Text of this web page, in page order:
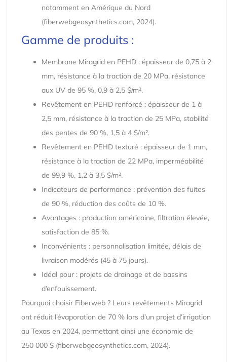
notamment en Amérique du Nord
(fiberwebgeosynthetics.com, 2024).
Gamme de produits :
Membrane Miragrid en PEHD : épaisseur de 0,75 à 2
mm, résistance à la traction de 20 MPa, résistance
aux UV de 95 %, 0,9 à 2,5 $/m².
Revêtement en PEHD renforcé : épaisseur de 1 à
2,5 mm, résistance à la traction de 25 MPa, stabilité
des pentes de 90 %, 1,5 à 4 $/m².
Revêtement en PEHD texturé : épaisseur de 1 mm,
résistance à la traction de 22 MPa, imperméabilité
de 99,9 %, 1,2 à 3,5 $/m².
Indicateurs de performance : prévention des fuites
de 90 %, réduction des coûts de 10 %.
Avantages : production américaine, filtration élevée,
satisfaction de 85 %.
Inconvénients : personnalisation limitée, délais de
livraison modérés (45 à 75 jours).
Idéal pour : projets de drainage et de bassins
d’enfouissement.
Pourquoi choisir Fiberweb ? Leurs revêtements Miragrid
ont réduit l’évaporation de 70 % lors d’un projet d’irrigation
au Texas en 2024, permettant ainsi une économie de
250 000 $ (fiberwebgeosynthetics.com, 2024).